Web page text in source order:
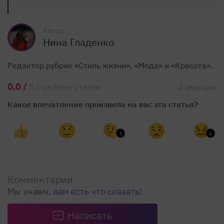
Автор
Нина Гладенко
Редактор рубрик «Стиль жизни», «Мода» и «Красота».
0,0 / 5,0 рейтинг статьи
2 реакции
Какое впечатление произвела на вас эта статья?
1 1
Комментарии
Мы знаем, вам есть что сказать!
Написать